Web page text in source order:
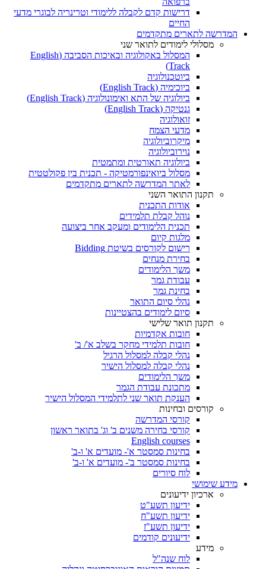
דרישות קדם לקבלה ללימודי וטרינריה לבוגרי מדעי
החיים
המדרשה לתארים מתקדמים
מסלולי לימודים לתואר שני
המסלול באקולוגיה ובאיכות הסביבה (English
Track)
ביוטכנולוגיה
ביוכימיה (English Track)
ביולוגיה של התא ואימונולוגיה (English Track)
גנטיקה (English Track)
זואולוגיה
מדעי הצמח
מיקרוביולוגיה
נוירוביולוגיה
ביולוגיה תאורטית ומתמטית
מסלול ביואינפורמטיקה - תכנית בין פקולטטית
לאתר המדרשה לתארים מתקדמים
תקנון התואר השני
אודות התכנית
נוהל קבלת תלמידים
תכנית הלימודים ומעקב אחר ביצועה
מלגות קיום
רישום לקורסים בשיטת Bidding
בחירת מנחים
משך הלימודים
עבודת גמר
בחינת גמר
נהלי סיום התואר
סיום לימודים בהצטיינות
תקנון תואר שלישי
חובות אקדמיות
חובות תלמידי מחקר בשלב א'/ ב'
נהלי קבלה למסלול הרגיל
נהלי קבלה למסלול הישיר
משך הלימודים
מתכונת עבודת הגמר
הענקת תואר שני לתלמידי המסלול הישיר
קורסים ובחינות
קורסי המדרשה
קורסי בחירה משנים ב' וג' בתואר ראשון
English courses
בחינות סמסטר א'- מועדים א' ו-ב'
בחינות סמסטר ב'- מועדים א' ו-ב'
לוח סיורים
מידע שימושי
ארכיון ידיעונים
ידיעון תשע"ט
ידיעון תשע"ח
ידיעון תשע"ז
ידיעונים קודמים
מידע
לוח שנה"ל